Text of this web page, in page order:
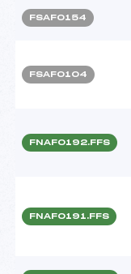
FSAF0154
FSAF0104
FNAF0192.FFS
FNAF0191.FFS